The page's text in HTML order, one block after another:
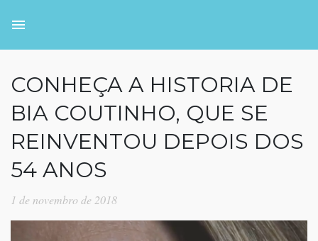
CONHEÇA A HISTORIA DE
BIA COUTINHO, QUE SE
REINVENTOU DEPOIS DOS
54 ANOS
1 de novembro de 2018